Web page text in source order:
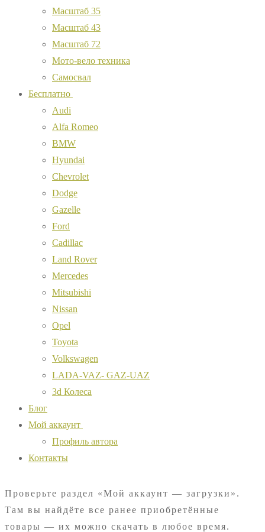
Масштаб 35
Масштаб 43
Масштаб 72
Мото-вело техника
Самосвал
Бесплатно
Audi
Alfa Romeo
BMW
Hyundai
Chevrolet
Dodge
Gazelle
Ford
Cadillac
Land Rover
Mercedes
Mitsubishi
Nissan
Opel
Toyota
Volkswagen
LADA-VAZ- GAZ-UAZ
3d Колеса
Блог
Мой аккаунт
Профиль автора
Контакты
Проверьте раздел «Мой аккаунт — загрузки».
Там вы найдёте все ранее приобретённые
товары — их можно скачать в любое время.